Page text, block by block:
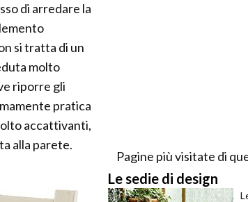
di arredare la
si tratta di un
molto
riporre gli
pratica
accattivanti,
alla parete.
Pagine più visitate di
Le sedie di design